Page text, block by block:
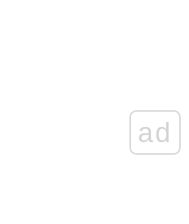
ad